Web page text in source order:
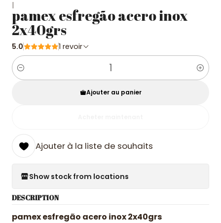
|
pamex esfregão acero inox
2x40grs
5.0 1 revoir
Quantité
Ajouter au panier
Ajouter à la liste de souhaits
Show stock from locations
DESCRIPTION
pamex esfregão acero inox 2x40grs